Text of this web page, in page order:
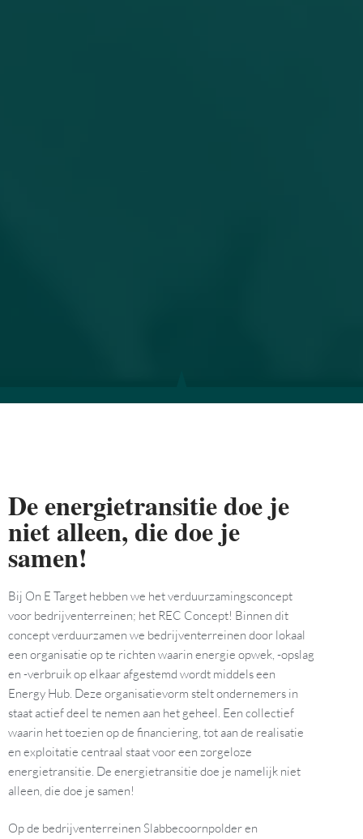
De energietransitie doe je
niet alleen, die doe je
samen!
Bij On E Target hebben we het verduurzamingsconcept
voor bedrijventerreinen; het REC Concept! Binnen dit
concept verduurzamen we bedrijventerreinen door lokaal
een organisatie op te richten waarin energie opwek, -opslag
en -verbruik op elkaar afgestemd wordt middels een
Energy Hub. Deze organisatievorm stelt ondernemers in
staat actief deel te nemen aan het geheel. Een collectief
waarin het toezien op de financiering, tot aan de realisatie
en exploitatie centraal staat voor een zorgeloze
energietransitie. De energietransitie doe je namelijk niet
alleen, die doe je samen!
Op de bedrijventerreinen Slabbecoornpolder en